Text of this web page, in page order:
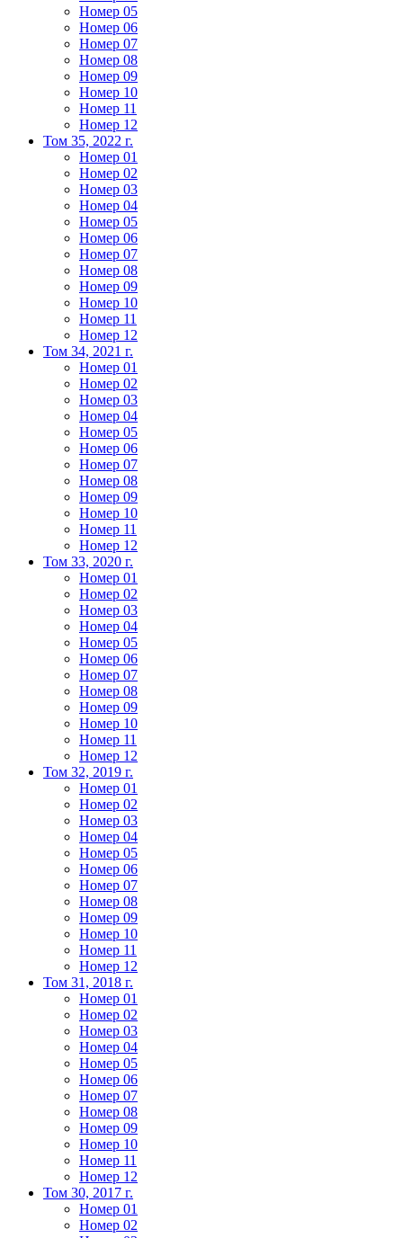
Номер 05
Номер 06
Номер 07
Номер 08
Номер 09
Номер 10
Номер 11
Номер 12
Том 35, 2022 г.
Номер 01
Номер 02
Номер 03
Номер 04
Номер 05
Номер 06
Номер 07
Номер 08
Номер 09
Номер 10
Номер 11
Номер 12
Том 34, 2021 г.
Номер 01
Номер 02
Номер 03
Номер 04
Номер 05
Номер 06
Номер 07
Номер 08
Номер 09
Номер 10
Номер 11
Номер 12
Том 33, 2020 г.
Номер 01
Номер 02
Номер 03
Номер 04
Номер 05
Номер 06
Номер 07
Номер 08
Номер 09
Номер 10
Номер 11
Номер 12
Том 32, 2019 г.
Номер 01
Номер 02
Номер 03
Номер 04
Номер 05
Номер 06
Номер 07
Номер 08
Номер 09
Номер 10
Номер 11
Номер 12
Том 31, 2018 г.
Номер 01
Номер 02
Номер 03
Номер 04
Номер 05
Номер 06
Номер 07
Номер 08
Номер 09
Номер 10
Номер 11
Номер 12
Том 30, 2017 г.
Номер 01
Номер 02